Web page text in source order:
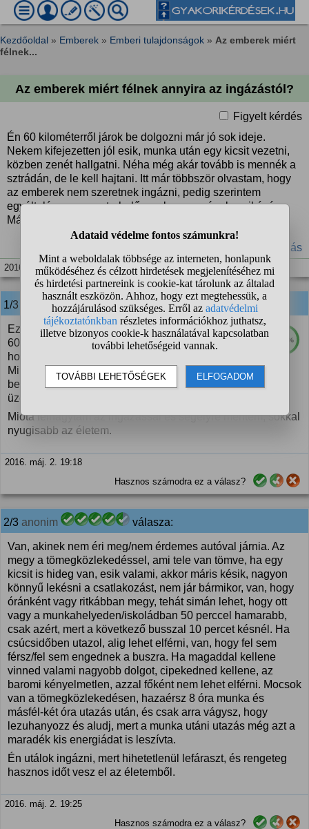
Kezdőoldal » Emberek » Emberi tulajdonságok » Az emberek miért
félnek...
Az emberek miért félnek annyira az ingázástól?
Figyelt kérdés
Én 60 kilométerről járok be dolgozni már jó sok ideje.
Nekem kifejezetten jól esik, munka után egy kicsit vezetni,
közben zenét hallgatni. Néha még akár tovább is mennék a
sztrádán, de le kell hajtani. Itt már többször olvastam, hogy
az emberek nem szeretnek ingázni, pedig szerintem
egyáltalán nem megterhelő az plusz egy óra kocsikázás.
Más is így van ezzel?
#ingázás
2016. máj. 2. 19:03
1/3 anonim válasza:
100%
Ezt én is elmondhatom, kis változtatással. Nekem is
60 kilométer volt. Alapból nem szeretek vezetni, nem
hogy 12 óra meló után még vezessek haza.
Mindegy hol cincog a zene, attól falra mászok. Nem
beszélve arról, hogy a fizum nem lett volna elég
üzemanyagra.
Mióta felhagytam az ingázással és segélyre mentem, sokkal
nyugisabb az életem.
2016. máj. 2. 19:18
Hasznos számodra ez a válasz?
2/3 anonim válasza:
Van, akinek nem éri meg/nem érdemes autóval járnia. Az
megy a tömegközlekedéssel, ami tele van tömve, ha egy
kicsit is hideg van, esik valami, akkor máris késik, nagyon
könnyű lekésni a csatlakozást, nem jár bármikor, van, hogy
óránként vagy ritkábban megy, tehát simán lehet, hogy ott
vagy a munkahelyeden/iskoládban 50 perccel hamarabb,
csak azért, mert a következő busszal 10 percet késnél. Ha
csúcsidőben utazol, alig lehet elférni, van, hogy fel sem
férsz/fel sem engednek a buszra. Ha magaddal kellene
vinned valami nagyobb dolgot, cipekedned kellene, az
baromi kényelmetlen, azzal főként nem lehet elférni. Mocsok
van a tömegközlekedésen, hazaérsz 8 óra munka és
másfél-két óra utazás után, és csak arra vágysz, hogy
lezuhanyozz és aludj, mert a munka utáni utazás még azt a
maradék kis energiádat is leszívta.
Én utálok ingázni, mert hihetetlenül lefáraszt, és rengeteg
hasznos időt vesz el az életemből.
2016. máj. 2. 19:25
Hasznos számodra ez a válasz?